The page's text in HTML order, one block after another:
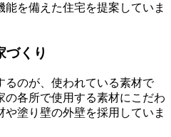
を備えた住宅を提案していま
づくり
るのが、使われている素材で
各所で使用する素材にこだわ
や塗り壁の外壁を採用していま